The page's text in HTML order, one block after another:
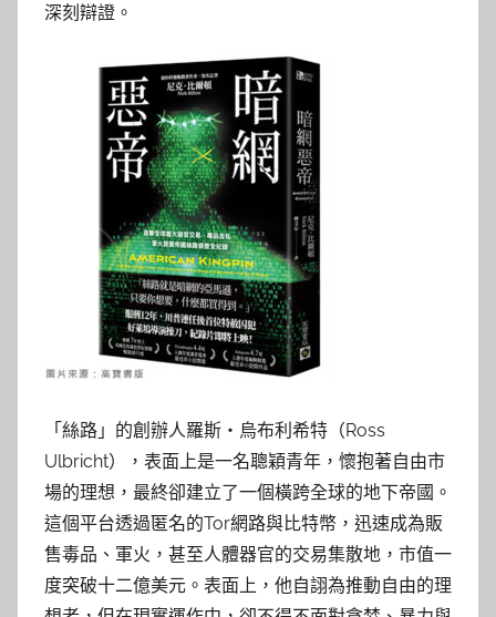
深刻辯證。
「絲路」的創辦人羅斯・烏布利希特（Ross
Ulbricht），表面上是一名聰穎青年，懷抱著自由市
場的理想，最終卻建立了一個橫跨全球的地下帝國。
這個平台透過匿名的Tor網路與比特幣，迅速成為販
售毒品、軍火，甚至人體器官的交易集散地，市值一
度突破十二億美元。表面上，他自詡為推動自由的理